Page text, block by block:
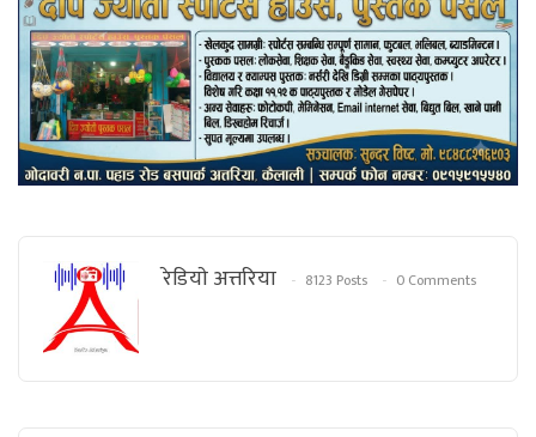
रेडियाे अत्तरिया 8123 Posts 0 Comments